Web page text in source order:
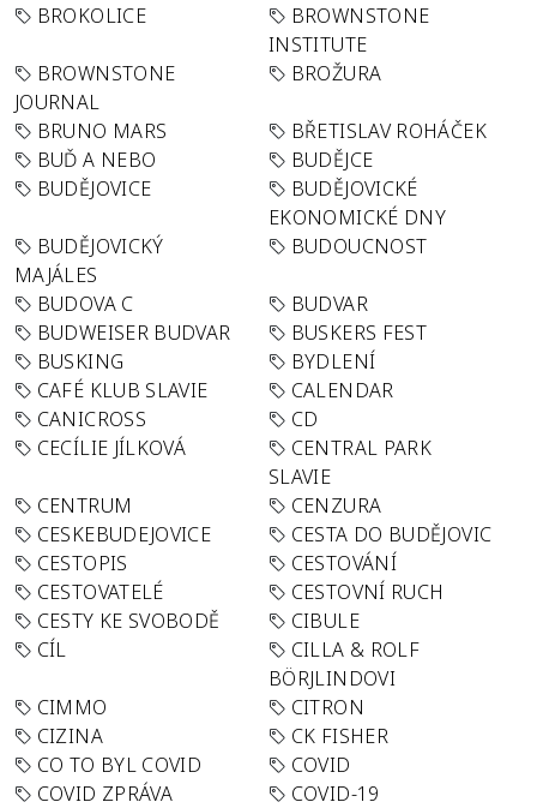
BROKOLICE
BROWNSTONE
INSTITUTE
BROWNSTONE
JOURNAL
BROŽURA
BRUNO MARS
BŘETISLAV ROHÁČEK
BUĎ A NEBO
BUDĚJCE
BUDĚJOVICE
BUDĚJOVICKÉ
EKONOMICKÉ DNY
BUDĚJOVICKÝ
MAJÁLES
BUDOUCNOST
BUDOVA C
BUDVAR
BUDWEISER BUDVAR
BUSKERS FEST
BUSKING
BYDLENÍ
CAFÉ KLUB SLAVIE
CALENDAR
CANICROSS
CD
CECÍLIE JÍLKOVÁ
CENTRAL PARK
SLAVIE
CENTRUM
CENZURA
CESKEBUDEJOVICE
CESTA DO BUDĚJOVIC
CESTOPIS
CESTOVÁNÍ
CESTOVATELÉ
CESTOVNÍ RUCH
CESTY KE SVOBODĚ
CIBULE
CÍL
CILLA & ROLF
BÖRJLINDOVI
CIMMO
CITRON
CIZINA
CK FISHER
CO TO BYL COVID
COVID
COVID ZPRÁVA
COVID-19